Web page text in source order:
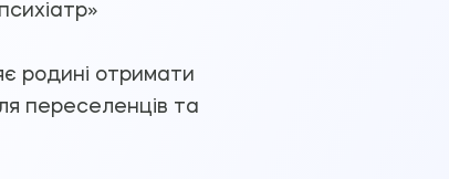
родині отримати
переселенців та